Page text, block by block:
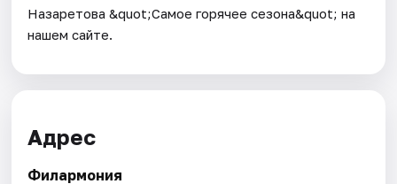
Назаретова &quot;Самое горячее сезона&quot; на
нашем сайте.
Адрес
Филармония